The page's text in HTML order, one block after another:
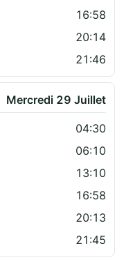
16:58
20:14
21:46
Mercredi 29 Juillet
04:30
06:10
13:10
16:58
20:13
21:45